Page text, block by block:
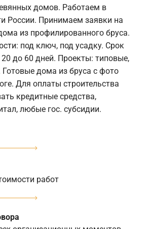
домов. Работаем в
России. Принимаем заявки на
из профилированного бруса.
под ключ, под усадку. Срок
20 до 60 дней. Проекты: типовые,
дома из бруса с фото
Для оплаты строительства
кредитные средства,
любые гос. субсидии.
работ